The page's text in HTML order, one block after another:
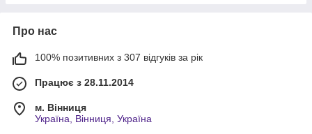
Про нас
100% позитивних з 307 відгуків за рік
Працює з 28.11.2014
м. Вінниця
Україна, Вінниця, Україна